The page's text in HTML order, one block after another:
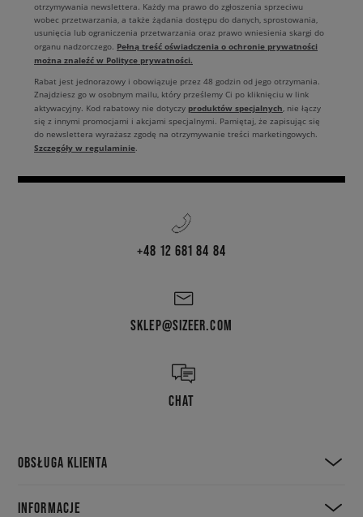
otrzymywania newslettera. Każdy ma prawo do zgłoszenia sprzeciwu
wobec przetwarzania, a także żądania dostępu do danych, sprostowania,
usunięcia lub ograniczenia przetwarzania oraz prawo wniesienia skargi do
organu nadzorczego. Pełną treść oświadczenia o ochronie prywatności
można znaleźć w Polityce prywatności.
Rabat jest jednorazowy i obowiązuje przez 48 godzin od jego otrzymania.
Znajdziesz go w osobnym mailu, który prześlemy Ci po kliknięciu w link
aktywacyjny. Kod rabatowy nie dotyczy produktów specjalnych, nie łączy
się z innymi promocjami i akcjami specjalnymi. Pamiętaj, że zapisując się
do newslettera wyrażasz zgodę na otrzymywanie treści marketingowych.
Szczegóły w regulaminie.
+48 12 681 84 84
SKLEP@SIZEER.COM
CHAT
OBSŁUGA KLIENTA
INFORMACJE